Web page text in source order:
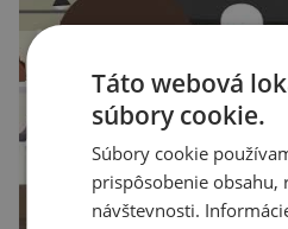
Táto webová
súbory cookie.
Súbory cookie
prispôsobenie obsahu,
návštevnosti.